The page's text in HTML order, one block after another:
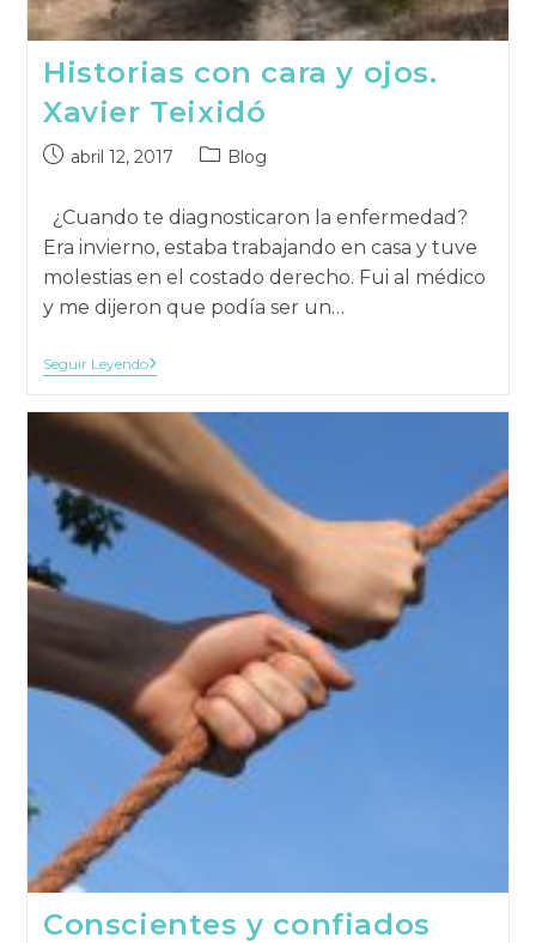
Historias con cara y ojos.
Xavier Teixidó
Publicación
abril 12, 2017
Categoría
publicación:
Blog
¿Cuando te diagnosticaron la enfermedad?
Era invierno, estaba trabajando en casa y tuve
molestias en el costado derecho. Fui al médico
y me dijeron que podía ser un…
Seguir LeyendoHistorias
Con
Y
Ojos.
Xavier
Teixidó
Conscientes y confiados